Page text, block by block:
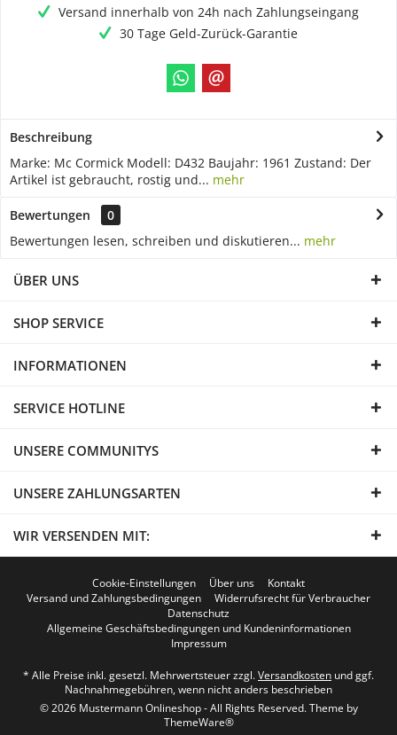
Versand innerhalb von 24h nach Zahlungseingang
30 Tage Geld-Zurück-Garantie
Beschreibung
Marke: Mc Cormick Modell: D432 Baujahr: 1961 Zustand: Der
Artikel ist gebraucht, rostig und... mehr
Bewertungen
0
Bewertungen lesen, schreiben und diskutieren... mehr
ÜBER UNS
SHOP SERVICE
INFORMATIONEN
SERVICE HOTLINE
UNSERE COMMUNITYS
UNSERE ZAHLUNGSARTEN
WIR VERSENDEN MIT:
Cookie-Einstellungen Über uns
Kontakt
Versand und Zahlungsbedingungen
Widerrufsrecht für Verbraucher
Datenschutz
Allgemeine Geschäftsbedingungen und Kundeninformationen
Impressum
* Alle Preise inkl. gesetzl. Mehrwertsteuer zzgl.Versandkosten und ggf.
Nachnahmegebühren, wenn nicht anders beschrieben
© 2026 Mustermann Onlineshop - All Rights Reserved. Theme by
ThemeWare®